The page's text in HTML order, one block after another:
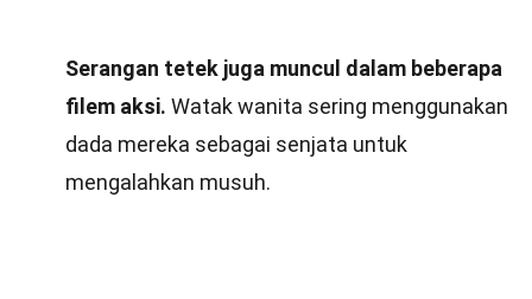
Serangan tetek juga muncul dalam beberapa
filem aksi. Watak wanita sering menggunakan
dada mereka sebagai senjata untuk
mengalahkan musuh.